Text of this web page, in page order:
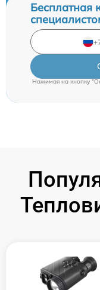
Бесплатная
Нажимая на кнопку